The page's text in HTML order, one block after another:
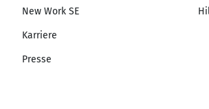
New Work SE
Karriere
Presse